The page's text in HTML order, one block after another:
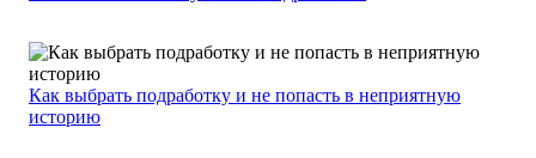
Как выбрать подработку и не попасть в неприятную
историю